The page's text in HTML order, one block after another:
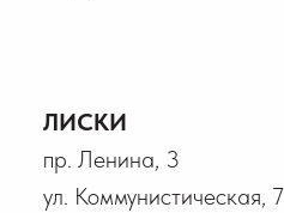
ЛИСКИ
пр. Ленина, 3
ул. Коммунистическая, 7